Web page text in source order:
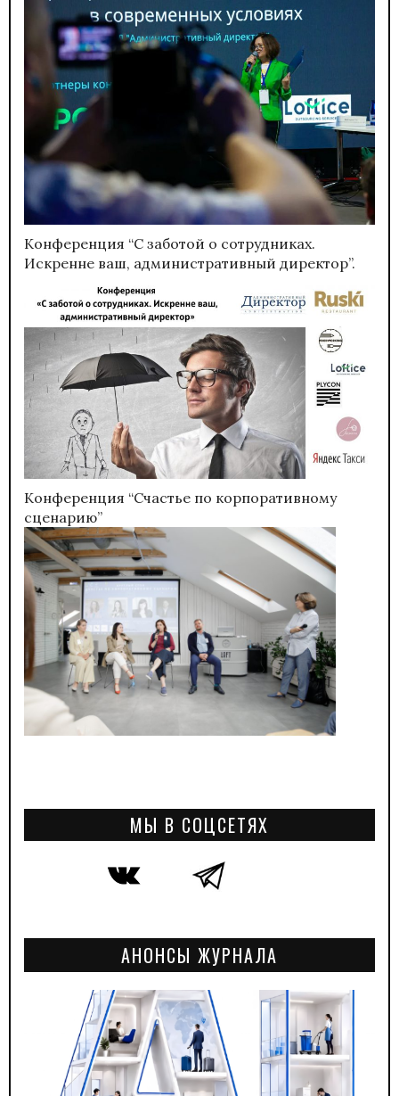
Конференция “С заботой о сотрудниках.
Искренне ваш, административный директор”.
Конференция “Счастье по корпоративному
сценарию”
МЫ В СОЦСЕТЯХ
АНОНСЫ ЖУРНАЛА